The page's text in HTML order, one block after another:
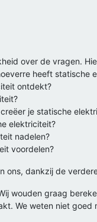
over de vragen.
heeft statische
ontdekt?
je statische
elektriciteit?
nadelen?
voordelen?
ons, dankzij de
wouden graag
We weten niet